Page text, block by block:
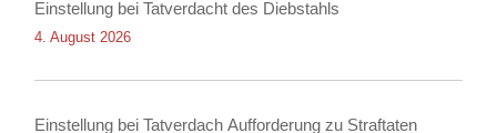
Einstellung bei Tatverdacht des Diebstahls
4. August 2026
Einstellung bei Tatverdach Aufforderung zu Straftaten